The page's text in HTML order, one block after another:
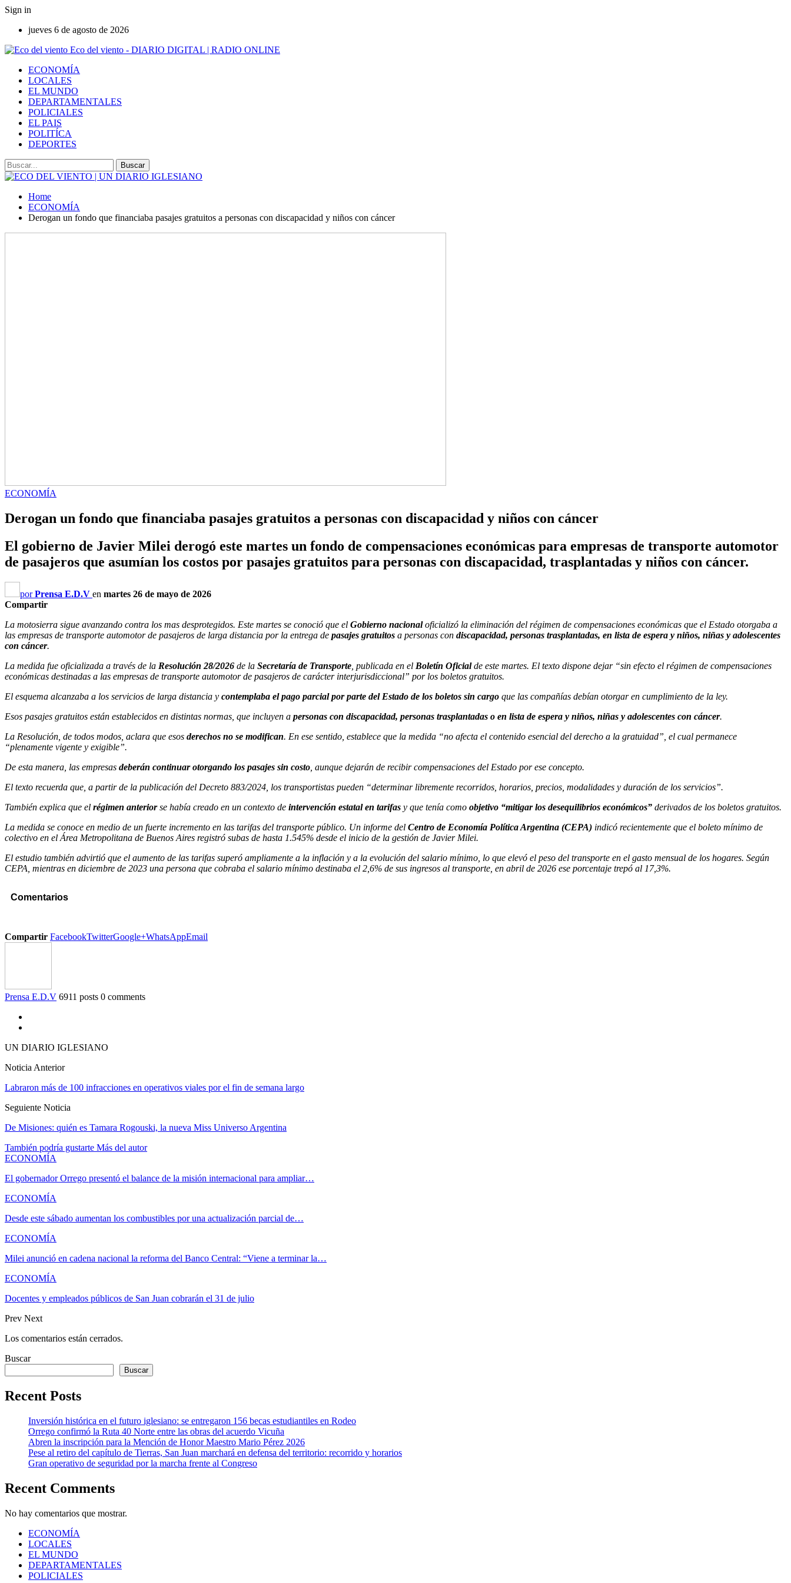
Sign in
jueves 6 de agosto de 2026
Eco del viento - DIARIO DIGITAL | RADIO ONLINE
ECONOMÍA
LOCALES
EL MUNDO
DEPARTAMENTALES
POLICIALES
EL PAIS
POLITÍCA
DEPORTES
Home
ECONOMÍA
Derogan un fondo que financiaba pasajes gratuitos a personas con discapacidad y niños con cáncer
ECONOMÍA
Derogan un fondo que financiaba pasajes gratuitos a personas con discapacidad y niños con cáncer
El gobierno de Javier Milei derogó este martes un fondo de compensaciones económicas para empresas de transporte automotor
de pasajeros que asumían los costos por pasajes gratuitos para personas con discapacidad, trasplantadas y niños con cáncer.
porPrensa E.D.V en martes 26 de mayo de 2026
Compartir
La motosierra sigue avanzando contra los mas desprotegidos. Este martes se conoció que el Gobierno nacionaloficializó la eliminación del régimen de compensaciones económicas que el Estado otorgaba a
las empresas de transporte automotor de pasajeros de larga distancia por la entrega de pasajes gratuitos a personas con discapacidad, personas trasplantadas, en lista de espera y niños, niñas y adolescentes
con cáncer.
La medida fue oficializada a través de la Resolución 28/2026 de la Secretaría de Transporte , publicada en el Boletín Oficialde este martes. El texto dispone dejar “sin efecto el régimen de compensaciones
económicas destinadas a las empresas de transporte automotor de pasajeros de carácter interjurisdiccional” por los boletos gratuitos.
El esquema alcanzaba a los servicios de larga distancia y contemplaba el pago parcial por parte del Estado de los boletos sin cargo que las compañías debían otorgar en cumplimiento de la ley.
Esos pasajes gratuitos están establecidos en distintas normas, que incluyen a personas con discapacidad, personas trasplantadas o en lista de espera y niños, niñas y adolescentes con cáncer.
La Resolución, de todos modos, aclara que esos derechos no se modifican. En ese sentido, establece que la medida “no afecta el contenido esencial del derecho a la gratuidad”, el cual permanece
“plenamente vigente y exigible”.
De esta manera, las empresas deberán continuar otorgando los pasajes sin costo , aunque dejarán de recibir compensaciones del Estado por ese concepto.
El texto recuerda que, a partir de la publicación del Decreto 883/2024, los transportistas pueden “determinar libremente recorridos, horarios, precios, modalidades y duración de los servicios”.
También explica que el régimen anteriorse había creado en un contexto de intervención estatal en tarifas y que tenía como objetivo “mitigar los desequilibrios económicos” derivados de los boletos gratuitos.
La medida se conoce en medio de un fuerte incremento en las tarifas del transporte público. Un informe del Centro de Economía Política Argentina (CEPA) indicó recientemente que el boleto mínimo de
colectivo en el Área Metropolitana de Buenos Aires registró subas de hasta 1.545% desde el inicio de la gestión de Javier Milei.
El estudio también advirtió que el aumento de las tarifas superó ampliamente a la inflación y a la evolución del salario mínimo, lo que elevó el peso del transporte en el gasto mensual de los hogares. Según
CEPA, mientras en diciembre de 2023 una persona que cobraba el salario mínimo destinaba el 2,6% de sus ingresos al transporte, en abril de 2026 ese porcentaje trepó al 17,3%.
Comentarios
Compartir FacebookTwitterGoogle+WhatsAppEmail
Prensa E.D.V 6911 posts 0 comments
UN DIARIO IGLESIANO
Noticia Anterior
Labraron más de 100 infracciones en operativos viales por el fin de semana largo
Seguiente Noticia
De Misiones: quién es Tamara Rogouski, la nueva Miss Universo Argentina
También podría gustarte Más del autor
ECONOMÍA
El gobernador Orrego presentó el balance de la misión internacional para ampliar…
ECONOMÍA
Desde este sábado aumentan los combustibles por una actualización parcial de…
ECONOMÍA
Milei anunció en cadena nacional la reforma del Banco Central: “Viene a terminar la…
ECONOMÍA
Docentes y empleados públicos de San Juan cobrarán el 31 de julio
Prev Next
Los comentarios están cerrados.
Buscar
Buscar
Recent Posts
Inversión histórica en el futuro iglesiano: se entregaron 156 becas estudiantiles en Rodeo
Orrego confirmó la Ruta 40 Norte entre las obras del acuerdo Vicuña
Abren la inscripción para la Mención de Honor Maestro Mario Pérez 2026
Pese al retiro del capítulo de Tierras, San Juan marchará en defensa del territorio: recorrido y horarios
Gran operativo de seguridad por la marcha frente al Congreso
Recent Comments
No hay comentarios que mostrar.
ECONOMÍA
LOCALES
EL MUNDO
DEPARTAMENTALES
POLICIALES